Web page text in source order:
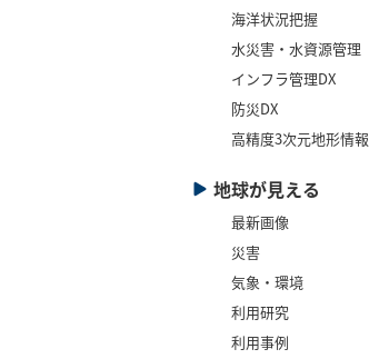
海洋状況把握
水災害・水資源管理
インフラ管理DX
防災DX
高精度3次元地形情報
地球が見える
最新画像
災害
気象・環境
利用研究
利用事例